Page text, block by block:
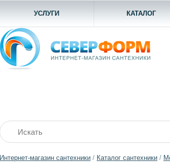
УСЛУГИ КАТАЛОГ
Интернет-магазин сантехники / Каталог сантехники /